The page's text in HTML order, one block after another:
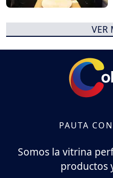
VER
PAUTA
Somos la vitrina
productos